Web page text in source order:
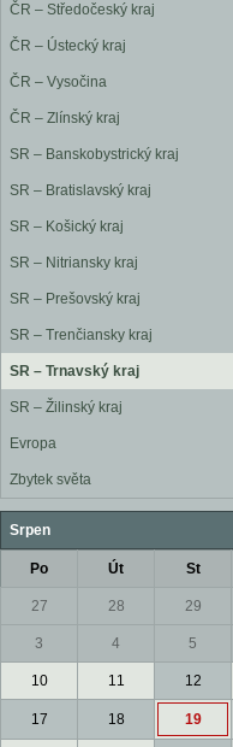
ČR – Středočeský kraj
ČR – Ústecký kraj
ČR – Vysočina
ČR – Zlínský kraj
SR – Banskobystrický kraj
SR – Bratislavský kraj
SR – Košický kraj
SR – Nitriansky kraj
SR – Prešovský kraj
SR – Trenčiansky kraj
SR – Trnavský kraj
SR – Žilinský kraj
Evropa
Zbytek světa
Srpen
Po Út St
27 28 29
3 4 5
10 11 12
17 18 19